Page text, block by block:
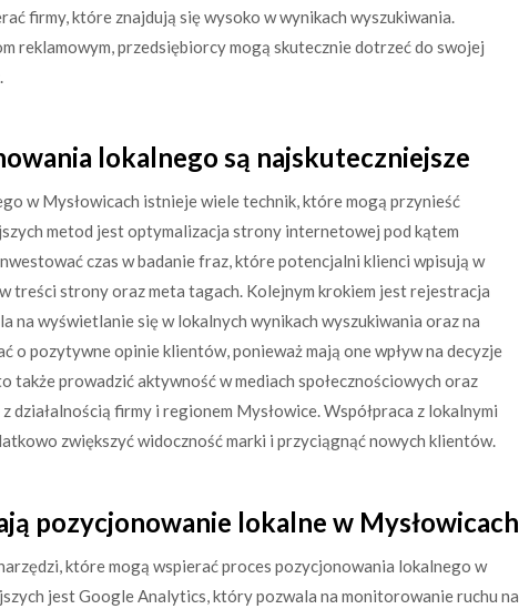
firmy, które znajdują się wysoko w wynikach wyszukiwania.
reklamowym, przedsiębiorcy mogą skutecznie dotrzeć do swojej
lokalnego są najskuteczniejsze
w Mysłowicach istnieje wiele technik, które mogą przynieść
metod jest optymalizacja strony internetowej pod kątem
czas w badanie fraz, które potencjalni klienci wpisują w
treści strony oraz meta tagach. Kolejnym krokiem jest rejestracja
na wyświetlanie się w lokalnych wynikach wyszukiwania oraz na
o pozytywne opinie klientów, ponieważ mają one wpływ na decyzje
także prowadzić aktywność w mediach społecznościowych oraz
firmy i regionem Mysłowice. Współpraca z lokalnymi
zwiększyć widoczność marki i przyciągnąć nowych klientów.
pozycjonowanie lokalne w Mysłowicach
które mogą wspierać proces pozycjonowania lokalnego w
jest Google Analytics, który pozwala na monitorowanie ruchu na